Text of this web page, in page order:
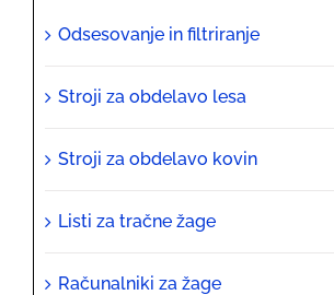
feed
Odsesovanje in filtriranje
Stroji za obdelavo lesa
Stroji za obdelavo kovin
Listi za tračne žage
Računalniki za žage